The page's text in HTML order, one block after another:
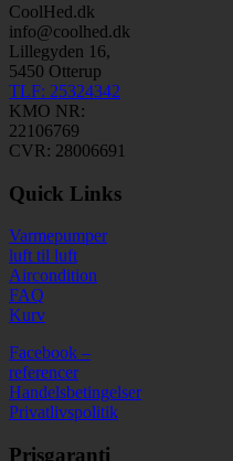
CoolHed.dk
info@coolhed.dk
Lillegyden 16,
5450 Otterup
TLF: 25324342
KMO NR:
22106769
CVR: 28006691
Quick Links
Varmepumper
luft til luft
Aircondition
FAQ
Kurv
Facebook –
referencer
Handelsbetingelser
Privatlivspolitik
Prisgaranti